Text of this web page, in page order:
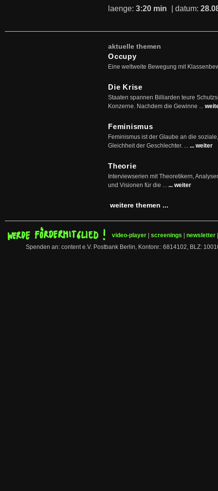
laenge: 3:20 min | datum:
aktuelle themen
Occupy
Eine weltweite Bewegung mit
Die Krise
Staaten spannen Billiarden teure
Konzerne. Nachdem die Gewinne ...
Feminismus
Feminismus ist der Glaube an die
Gleichheit der Geschlechter. ... ... weiter
Theorie
Interviewserien mit Theoretikern,
und Visionen für die ... ... weiter
weitere themen ...
video-player screenings newsletter
Spenden an: content e.V. Postbank Berlin, Kontonr.: 6814102, BLZ: